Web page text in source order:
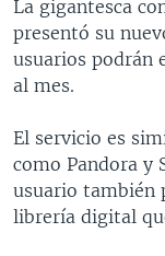
PANORAMA
ESTADOS
DEPORTIVO
NOTA
Learning English
SÍGANOS
Idiomas
La gigantesca
presentó su
usuarios podrán
al mes.
El servicio es
como Pandora y
usuario también
librería digital